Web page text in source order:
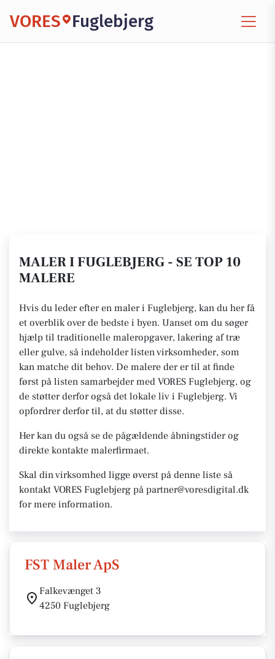
VORES Fuglebjerg
MALER I FUGLEBJERG - SE TOP 10
MALERE
Hvis du leder efter en maler i Fuglebjerg, kan du her få
et overblik over de bedste i byen. Uanset om du søger
hjælp til traditionelle maleropgaver, lakering af træ
eller gulve, så indeholder listen virksomheder, som
kan matche dit behov. De malere der er til at finde
først på listen samarbejder med VORES Fuglebjerg, og
de støtter derfor også det lokale liv i Fuglebjerg. Vi
opfordrer derfor til, at du støtter disse.
Her kan du også se de pågældende åbningstider og
direkte kontakte malerfirmaet.
Skal din virksomhed ligge øverst på denne liste så
kontakt VORES Fuglebjerg på partner@voresdigital.dk
for mere information.
FST Maler ApS
Falkevænget 3
4250 Fuglebjerg